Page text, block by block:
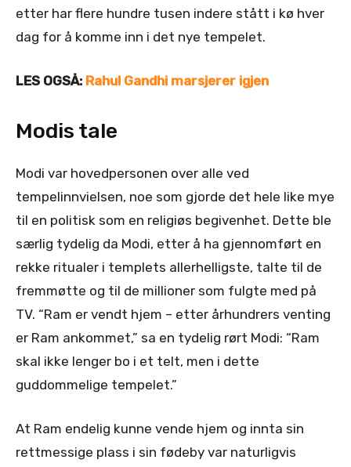
etter har flere hundre tusen indere stått i kø hver
dag for å komme inn i det nye tempelet.
LES OGSÅ: Rahul Gandhi marsjerer igjen
Modis tale
Modi var hovedpersonen over alle ved
tempelinnvielsen, noe som gjorde det hele like mye
til en politisk som en religiøs begivenhet. Dette ble
særlig tydelig da Modi, etter å ha gjennomført en
rekke ritualer i templets allerhelligste, talte til de
fremmøtte og til de millioner som fulgte med på
TV. “Ram er vendt hjem – etter århundrers venting
er Ram ankommet,” sa en tydelig rørt Modi: “Ram
skal ikke lenger bo i et telt, men i dette
guddommelige tempelet.”
At Ram endelig kunne vende hjem og innta sin
rettmessige plass i sin fødeby var naturligvis